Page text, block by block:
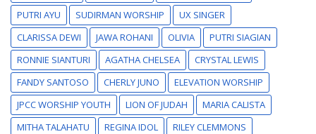
PUTRI AYU
SUDIRMAN WORSHIP
UX SINGER
CLARISSA DEWI
JAWA ROHANI OLIVIA
PUTRI SIAGIAN
RONNIE SIANTURI
AGATHA CHELSEA
CRYSTAL LEWIS
FANDY SANTOSO
CHERLY JUNO
ELEVATION WORSHIP
JPCC WORSHIP YOUTH
LION OF JUDAH
MARIA CALISTA
MITHA TALAHATU
REGINA IDOL
RILEY CLEMMONS